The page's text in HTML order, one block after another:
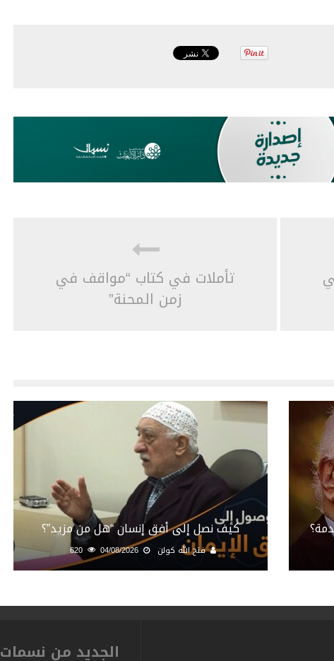
تأملات في كتاب “مواقف في
زمن المحنة”
كيف نصل إلى أفق إنسان “هل من مزيد”؟
فتح الله كولن 04/08/2026
الجديد من نسمات